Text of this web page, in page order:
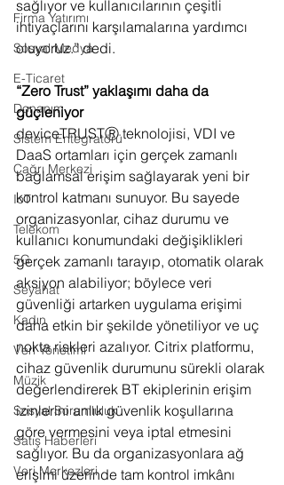
Firma Yatırımı
Sosyal Medya
E-Ticaret
Donanım
Sistem Entegratörü
Çağrı Merkezi
IoT
Telekom
5G
Seyahat
Kadın
Veri Yönetimi
Müzik
Sosyal Sorumluluk
Satış Haberleri
Veri Merkezleri
sağlıyor ve kullanıcılarının çeşitli
ihtiyaçlarını karşılamalarına yardımcı
oluyoruz.” dedi.
“Zero Trust” yaklaşımı daha da
güçleniyor
deviceTRUSTⓇ teknolojisi, VDI ve
DaaS ortamları için gerçek zamanlı
bağlamsal erişim sağlayarak yeni bir
kontrol katmanı sunuyor. Bu sayede
organizasyonlar, cihaz durumu ve
kullanıcı konumundaki değişiklikleri
gerçek zamanlı tarayıp, otomatik olarak
aksiyon alabiliyor; böylece veri
güvenliği artarken uygulama erişimi
daha etkin bir şekilde yönetiliyor ve uç
nokta riskleri azalıyor. Citrix platformu,
cihaz güvenlik durumunu sürekli olarak
değerlendirerek BT ekiplerinin erişim
izinlerini anlık güvenlik koşullarına
göre vermesini veya iptal etmesini
sağlıyor. Bu da organizasyonlara ağ
erişimi üzerinde tam kontrol imkânı